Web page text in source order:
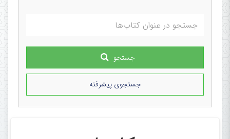
جستجو
جستجوی پیشرفته